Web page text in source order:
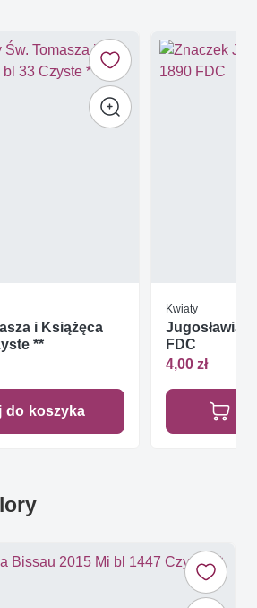
i Książęca
**
do koszyka
Kwiaty
Jugosławia
FDC
4,00 zł